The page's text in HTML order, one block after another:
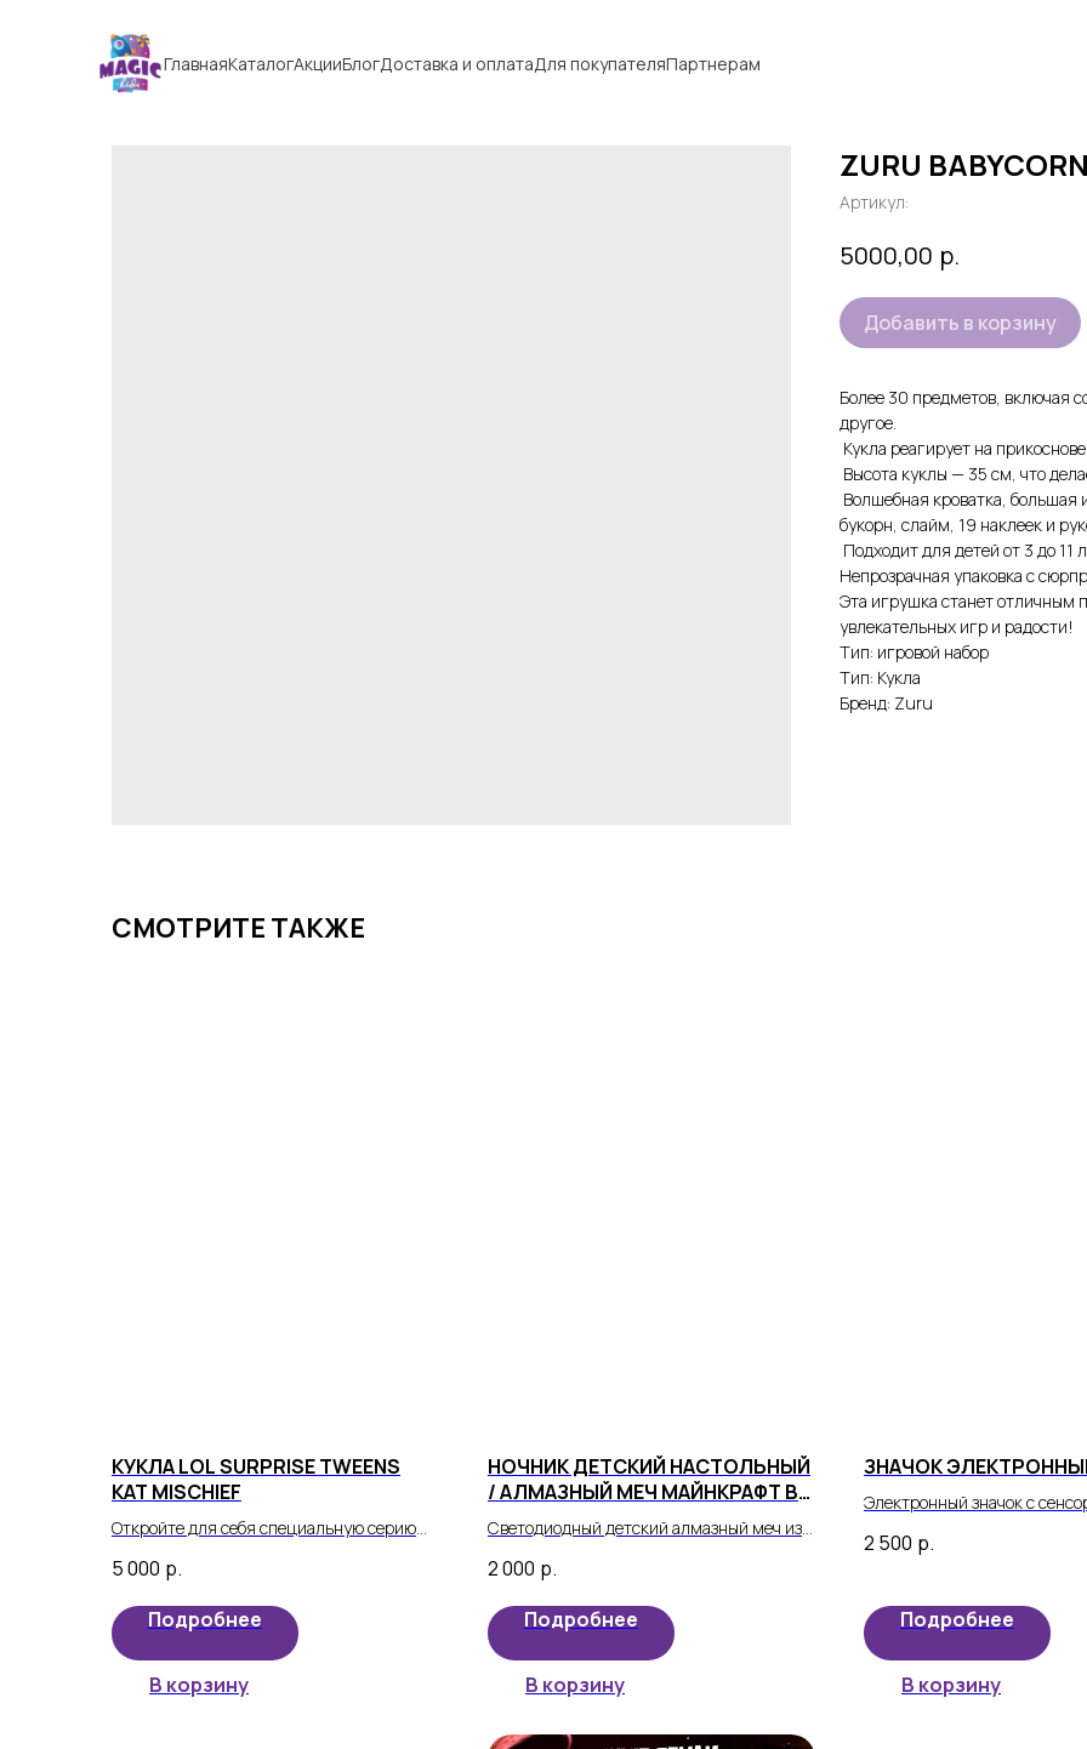
ГлавнаяКаталогАкцииБлогДоставка и оплатаДля покупателяПартнерам
ZURU
Артикул:
5000,00 р.
Добавить в корзину
Более 30 предметов, включая
другое.
Кукла реагирует на
Высота куклы — 35 см, что
Волшебная кроватка, большая
букорн, слайм, 19 наклеек и
Подходит для детей от 3 до 11
Непрозрачная упаковка с
Эта игрушка станет отличным
увлекательных игр и радости!
Тип: игровой набор
Тип: Кукла
Бренд: Zuru
СМОТРИТЕ ТАКЖЕ
КУКЛА LOL SURPRISE TWEENS
KAT MISCHIEF
Откройте для себя специальную серию
серия, которая всех удивит.
5 000 р.
Подробнее
В корзину
НОЧНИК ДЕТСКИЙ НАСТОЛЬНЫЙ
/ АЛМАЗНЫЙ МЕЧ МАЙНКРАФТ В
ГОЛУБОМ ЦВЕТЕ
Светодиодный детский алмазный меч из
частью реальности вашего ребенка!
2 000 р.
Подробнее
В корзину
ЗНАЧОК
Электронный значок с
нового поколения, которое
современные технологии.
2 500 р.
Подробнее
В корзину